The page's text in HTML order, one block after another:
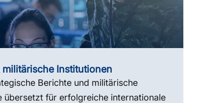
militärische Institutionen
Berichte und militärische
übersetzt für erfolgreiche internationale